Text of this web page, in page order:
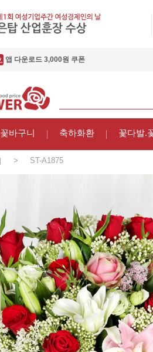
앱 다운로드 3,000원 쿠폰
꽃바구니 축하화환 꽃다발.
> ST-A1875